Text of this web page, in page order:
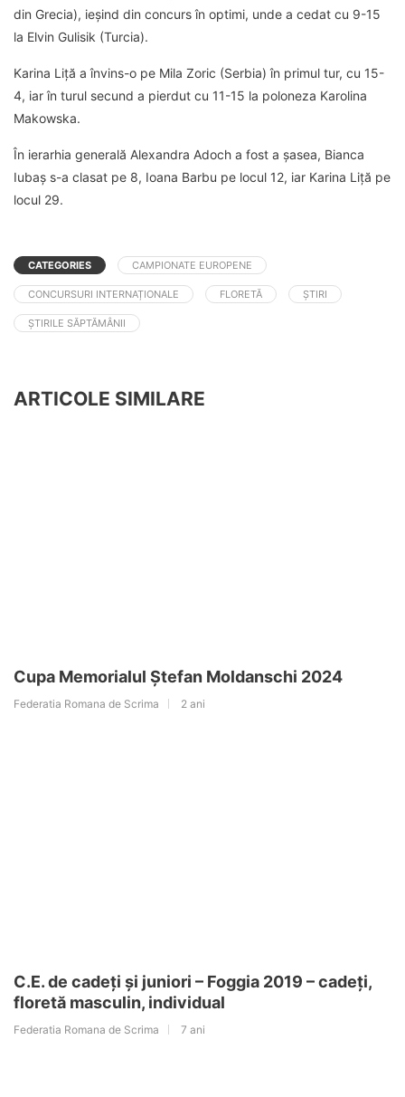
din Grecia), ieșind din concurs în optimi, unde a cedat cu 9-15
la Elvin Gulisik (Turcia).
Karina Liță a învins-o pe Mila Zoric (Serbia) în primul tur, cu 15-
4, iar în turul secund a pierdut cu 11-15 la poloneza Karolina
Makowska.
În ierarhia generală Alexandra Adoch a fost a șasea, Bianca
Iubaș s-a clasat pe 8, Ioana Barbu pe locul 12, iar Karina Liță pe
locul 29.
CATEGORIES CAMPIONATE EUROPENE
CONCURSURI INTERNAȚIONALE FLORETĂ ȘTIRI
ȘTIRILE SĂPTĂMÂNII
ARTICOLE SIMILARE
Cupa Memorialul Ștefan Moldanschi 2024
Federatia Romana de Scrima 2 ani
C.E. de cadeți și juniori – Foggia 2019 – cadeți,
floretă masculin, individual
Federatia Romana de Scrima 7 ani